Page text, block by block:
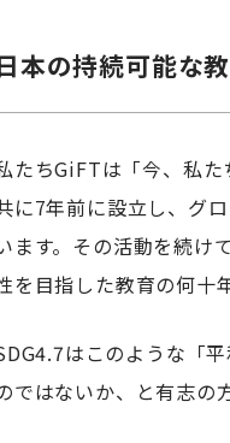
本の持続可能な
たちGiFTは「今、私
に7年前に設立し、グ
ます。その活動を続け
を目指した教育の何十
はこのような「
ではないか、と有志の